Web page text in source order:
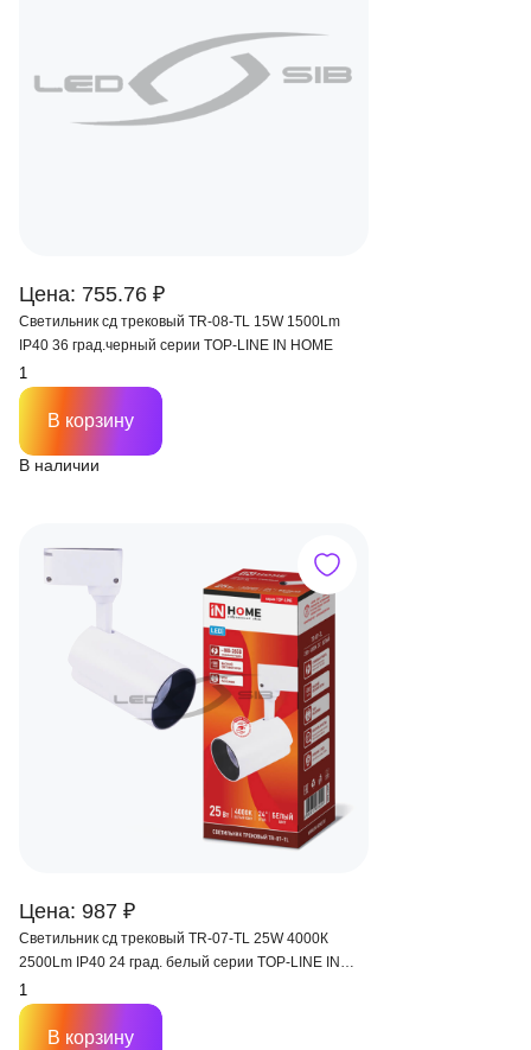
Цена: 755.76 ₽
Светильник сд трековый TR-08-TL 15W 1500Lm
IP40 36 град.черный серии TOP-LINE IN HOME
В наличии
В корзину
Цена: 987 ₽
Светильник сд трековый TR-07-TL 25W 4000К
2500Lm IP40 24 град. белый серии TOP-LINE IN
HOME
В корзину